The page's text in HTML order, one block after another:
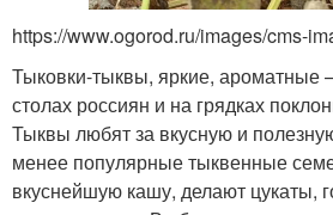
https://www.ogorod.ru/images/cms-
Тыковки-тыквы, яркие, ароматные
столах россиян и на грядках
Тыквы любят за вкусную и
менее популярные тыквенные
вкуснейшую кашу, делают цукаты,